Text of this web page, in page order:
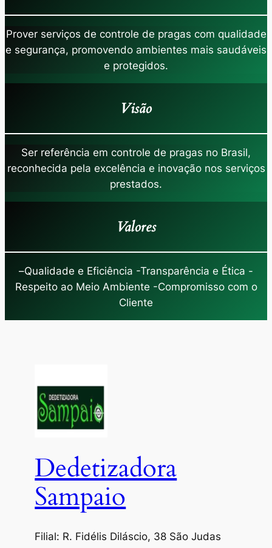
Prover serviços de controle de pragas com qualidade
e segurança, promovendo ambientes mais saudáveis
e protegidos.
Visão
Ser referência em controle de pragas no Brasil,
reconhecida pela excelência e inovação nos serviços
prestados.
Valores
–Qualidade e Eficiência -Transparência e Ética -
Respeito ao Meio Ambiente -Compromisso com o
Cliente
Dedetizadora
Sampaio
Filial: R. Fidélis Diláscio, 38 São Judas